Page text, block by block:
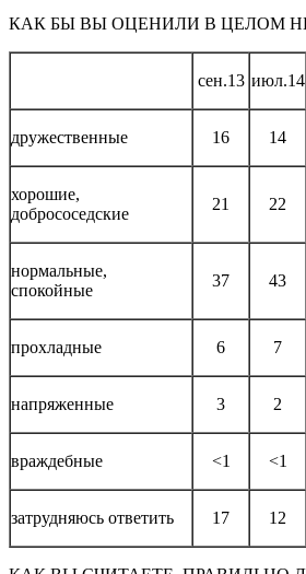
КАК БЫ ВЫ ОЦЕНИЛИ В ЦЕЛОМ
сен.13 июл.14
дружественные 16 14
хорошие,
добрососедские
21 22
нормальные,
спокойные
37 43
прохладные 6 7
напряженные 3 2
враждебные <1 <1
затрудняюсь ответить 17 12